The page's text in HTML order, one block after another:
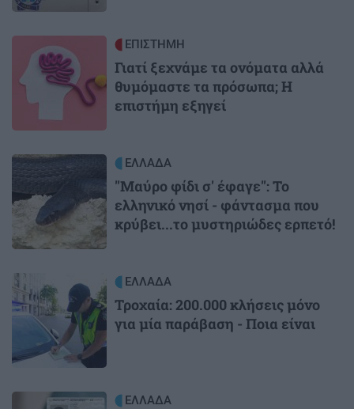
ΕΠΙΣΤΗΜΗ
Γιατί ξεχνάμε τα ονόματα αλλά
θυμόμαστε τα πρόσωπα; Η
επιστήμη εξηγεί
Image ΕΛΛΑΔΑ
"Μαύρο φίδι σ' έφαγε": Το
ελληνικό νησί - φάντασμα που
κρύβει...το μυστηριώδες ερπετό!
Image ΕΛΛΑΔΑ
Τροχαία: 200.000 κλήσεις μόνο
για μία παράβαση - Ποια είναι
Image ΕΛΛΑΔΑ